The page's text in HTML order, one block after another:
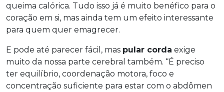
queima calórica. Tudo isso já é muito benéfico para o
coração em si, mas ainda tem um efeito interessante
para quem quer emagrecer.
E pode até parecer fácil, mas pular corda exige
muito da nossa parte cerebral também. “É preciso
ter equilíbrio, coordenação motora, foco e
concentração suficiente para estar com o abdômen